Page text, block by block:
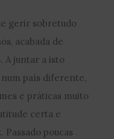
gerir sobretudo
acabada de
A juntar a isto
país diferente,
e práticas muito
certa e
poucas